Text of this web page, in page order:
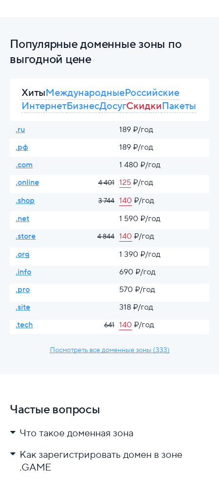
Популярные доменные зоны по
выгодной цене
ХитыМеждународныеРоссийские
ИнтернетБизнесДосугСкидкиПакеты
.ru
189 ₽/год
.рф
189 ₽/год
.com
1 480 ₽/год
.online
4 401 125 ₽/год
.shop
3 744 140 ₽/год
.net
1 590 ₽/год
.store
4 844 140 ₽/год
.org
1 390 ₽/год
.info
690 ₽/год
.pro
570 ₽/год
.site
318 ₽/год
.tech
641 140 ₽/год
Посмотреть все доменные зоны (333)
Частые вопросы
Что такое доменная зона
Как зарегистрировать домен в зоне
.GAME